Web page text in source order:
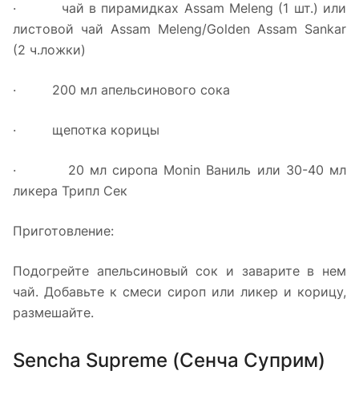
· чай в пирамидках Assam Meleng (1 шт.) или
листовой чай Assam Meleng/Golden Assam Sankar
(2 ч.ложки)
· 200 мл апельсинового сока
· щепотка корицы
· 20 мл сиропа Monin Ваниль или 30-40 мл
ликера Трипл Сек
Приготовление:
Подогрейте апельсиновый сок и заварите в нем
чай. Добавьте к смеси сироп или ликер и корицу,
размешайте.
Sencha Supreme (Сенча Суприм)